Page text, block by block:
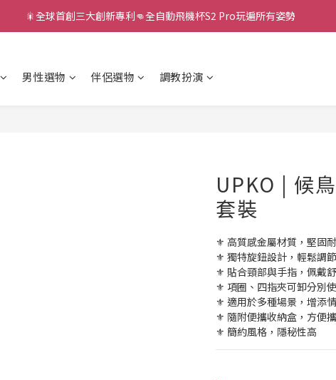
新款智能炮機👍小奶狗🩷小飛象💜
🎇全球首創三大創新專利👊全自動飛機杯S2 Pro玩遍所有姿勢
男性選物 伴侶選物 調教扮演
UPKO | 候
套裝
⚜️ 高質感金屬材質，堅固
⚜️ 獨特旋鈕設計，輕鬆調
⚜️ 貼合頸部與手指，佩戴
⚜️ 項圈、四指夾可卸分別
⚜️ 適用於多種場景，增添
⚜️ 隨附便攜收納盒，方便
⚜️ 簡約風格，隱秘性高